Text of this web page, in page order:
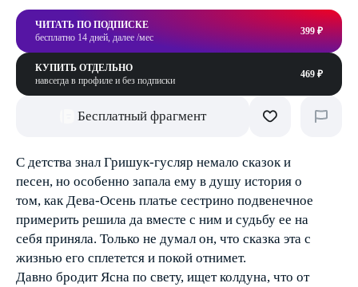
ЧИТАТЬ ПО ПОДПИСКЕ
бесплатно 14 дней, далее /мес
399 ₽
КУПИТЬ ОТДЕЛЬНО
навсегда в профиле и без подписки
469 ₽
Бесплатный фрагмент
С детства знал Гришук-гусляр немало сказок и
песен, но особенно запала ему в душу история о
том, как Дева-Осень платье сестрино подвенечное
примерить решила да вместе с ним и судьбу ее на
себя приняла. Только не думал он, что сказка эта с
жизнью его сплетется и покой отнимет.
Давно бродит Ясна по свету, ищет колдуна, что от